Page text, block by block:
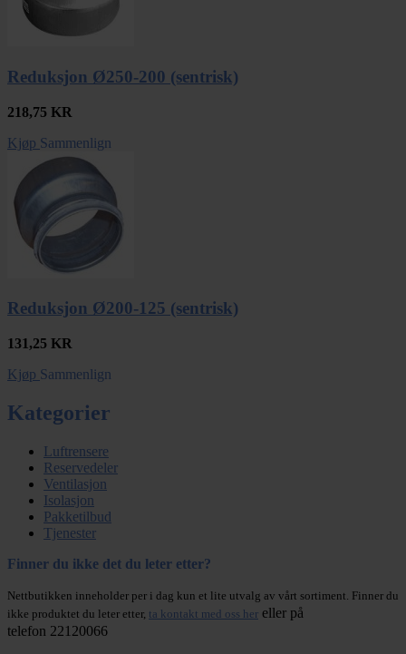
Reduksjon Ø250-200 (sentrisk)
218,75 KR
Kjøp Sammenlign
Reduksjon Ø200-125 (sentrisk)
131,25 KR
Kjøp Sammenlign
Kategorier
Luftrensere
Reservedeler
Ventilasjon
Isolasjon
Pakketilbud
Tjenester
Finner du ikke det du leter etter?
Nettbutikken inneholder per i dag kun et lite utvalg av vårt sortiment. Finner du
ikke produktet du leter etter, ta kontakt med oss her eller på
telefon 22120066